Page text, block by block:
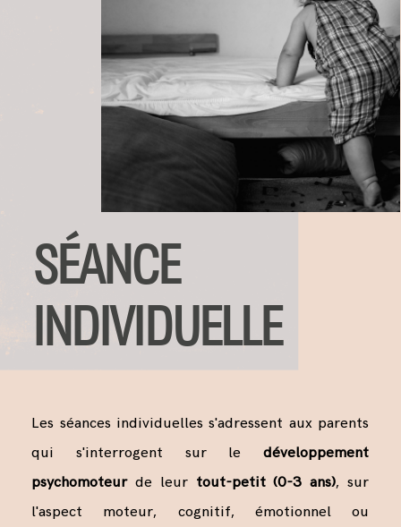
POUR LES PROS
TARIFS
SÉANCE
INDIVIDUELLE
Les séances individuelles s'adressent aux parents
qui s'interrogent sur le développement
psychomoteurde leur tout-petit (0-3 ans), sur
l'aspect moteur, cognitif, émotionnel ou